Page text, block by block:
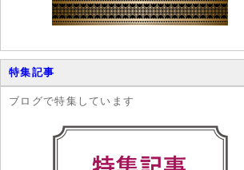
特集記事
ブログで特集しています